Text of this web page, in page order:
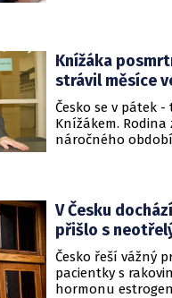
Knížáka
strávil měsíce
Česko se v pátek
Knížákem.
náročného
V Česku
přišlo s
Česko řeší vážný
pacientky s
hormonu